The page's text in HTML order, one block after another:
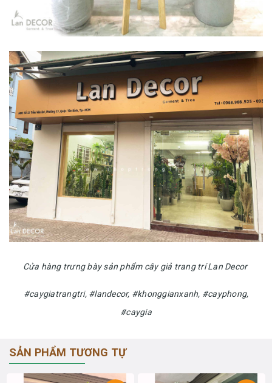
Cửa hàng trưng bày sản phẩm cây giả trang trí Lan Decor
#caygiatrangtri, #landecor, #khonggianxanh, #cayphong,
#caygia
SẢN PHẨM TƯƠNG TỰ